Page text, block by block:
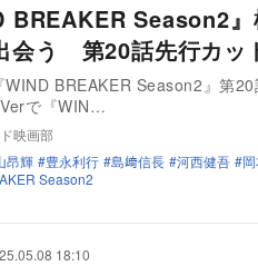
BREAKER Season2
会う 第20話先行カッ
WIND BREAKER Season2』第
で『WIN…
映画部
昂輝
豊永利行 島﨑信長 河西健吾
Season2
18:10